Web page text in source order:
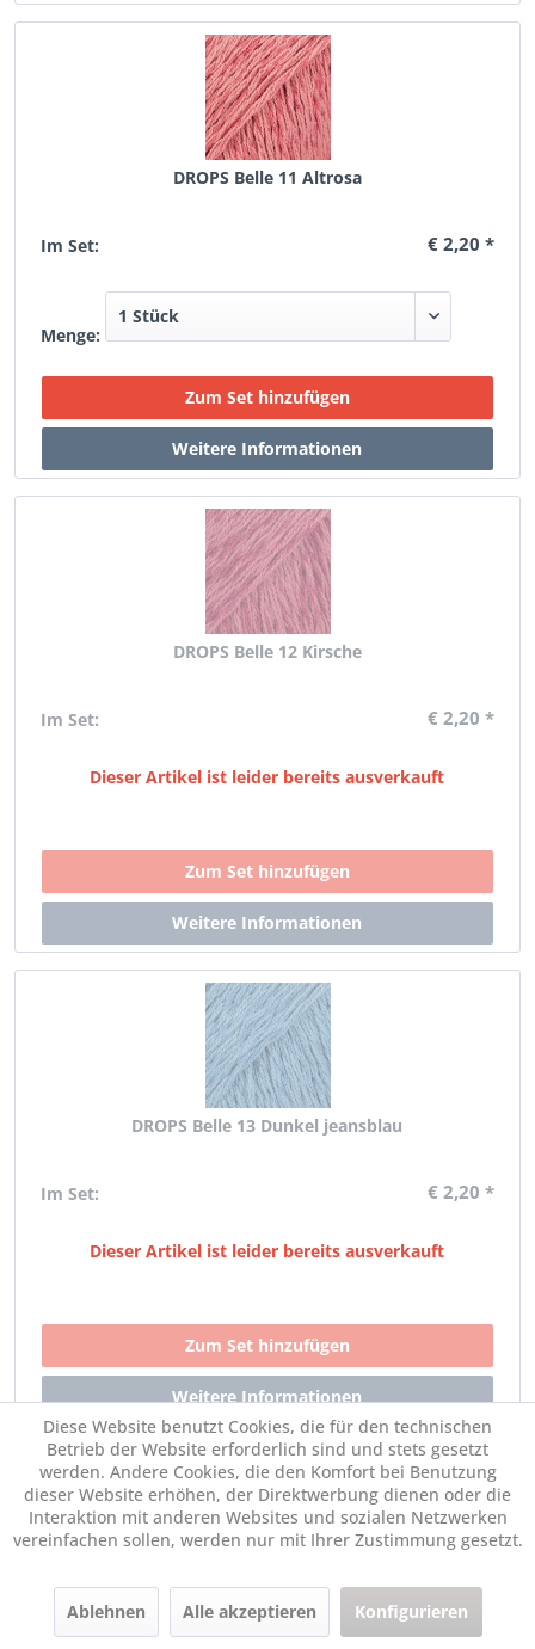
DROPS Belle 11 Altrosa
Im Set: € 2,20 *
Menge:
DROPS Belle 12 Kirsche
Im Set: € 2,20 *
Dieser Artikel ist leider bereits ausverkauft
DROPS Belle 13 Dunkel jeansblau
Im Set: € 2,20 *
Dieser Artikel ist leider bereits ausverkauft
DROPS Belle 15 Jeansblau
Diese Website benutzt Cookies, die für den technischen
Betrieb der Website erforderlich sind und stets gesetzt
werden. Andere Cookies, die den Komfort bei Benutzung
dieser Website erhöhen, der Direktwerbung dienen oder die
Interaktion mit anderen Websites und sozialen Netzwerken
vereinfachen sollen, werden nur mit Ihrer Zustimmung gesetzt.
Ablehnen Alle akzeptieren Konfigurieren